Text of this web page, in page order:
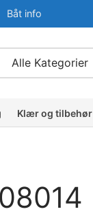
Båt info
Klær og tilbehør